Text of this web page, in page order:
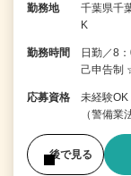
勤務地
千葉県千
K
勤務時間
日勤／8
己申告制
応募資格
未経験
（警備
後で見る